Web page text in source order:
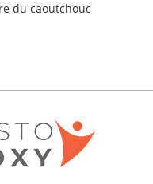
du caoutchouc